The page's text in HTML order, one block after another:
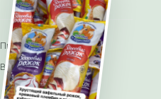
Пн–Сб
Воскресенье